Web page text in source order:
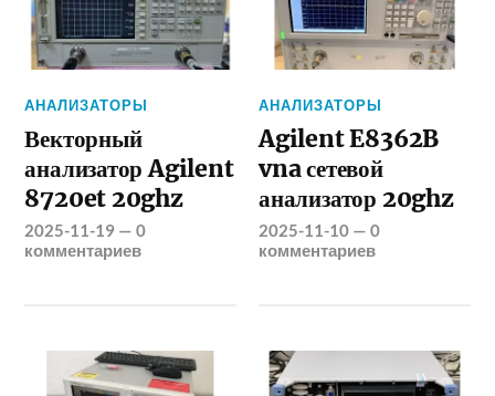
АНАЛИЗАТОРЫ
Векторный
анализатор Agilent
8720et 20ghz
2025-11-19 —0
комментариев
АНАЛИЗАТОРЫ
Agilent E8362B
vna сетевой
анализатор 20ghz
2025-11-10 —0
комментариев